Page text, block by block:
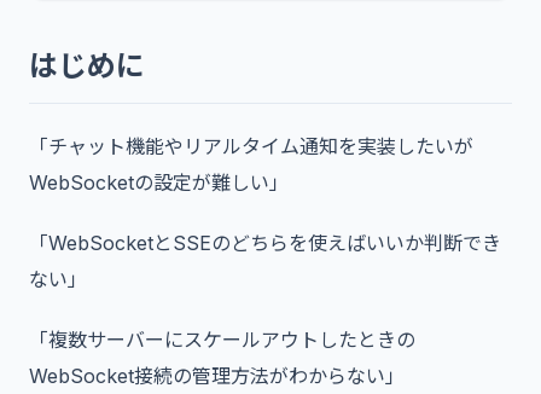
7. 5. スケールアウト対応
8. 6. 接続管理とエラーハンドリング
接続の堅牢化
11. よくある質問（FAQ）
はじめに
「チャット機能やリアルタイム通知を実装したいが
WebSocketの設定が難しい」
「WebSocketとSSEのどちらを使えばいいか判断でき
ない」
「複数サーバーにスケールアウトしたときの
WebSocket接続の管理方法がわからない」